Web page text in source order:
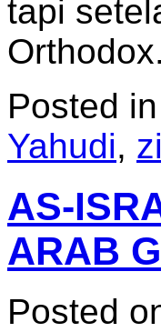
tapi
Posted in
Yahudi,
AS-
ARAB
Posted